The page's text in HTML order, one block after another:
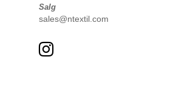
Salg
sales@ntextil.com